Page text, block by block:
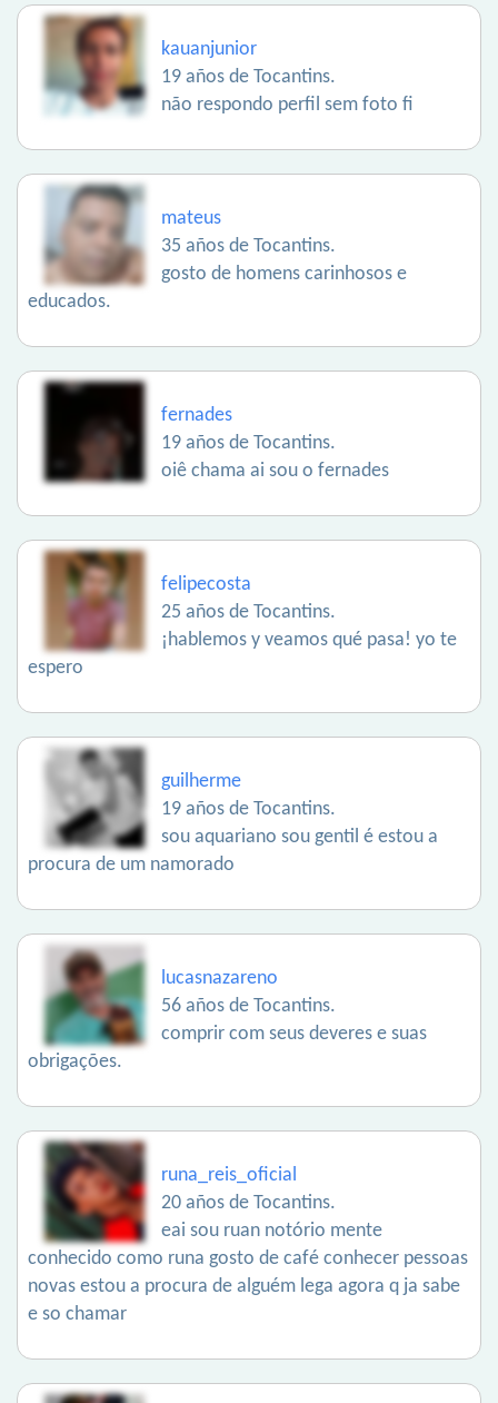
kauanjunior
19 años de Tocantins.
não respondo perfil sem foto fi
mateus
35 años de Tocantins.
gosto de homens carinhosos e
educados.
fernades
19 años de Tocantins.
oiê chama ai sou o fernades
felipecosta
25 años de Tocantins.
¡hablemos y veamos qué pasa! yo te
espero
guilherme
19 años de Tocantins.
sou aquariano sou gentil é estou a
procura de um namorado
lucasnazareno
56 años de Tocantins.
comprir com seus deveres e suas
obrigações.
runa_reis_oficial
20 años de Tocantins.
eai sou ruan notório mente
conhecido como runa gosto de café conhecer pessoas
novas estou a procura de alguém lega agora q ja sabe
e so chamar